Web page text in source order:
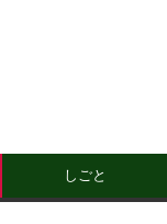
しごと